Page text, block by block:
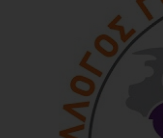
ΕΦΗΜΕΡΙΔΕΣ